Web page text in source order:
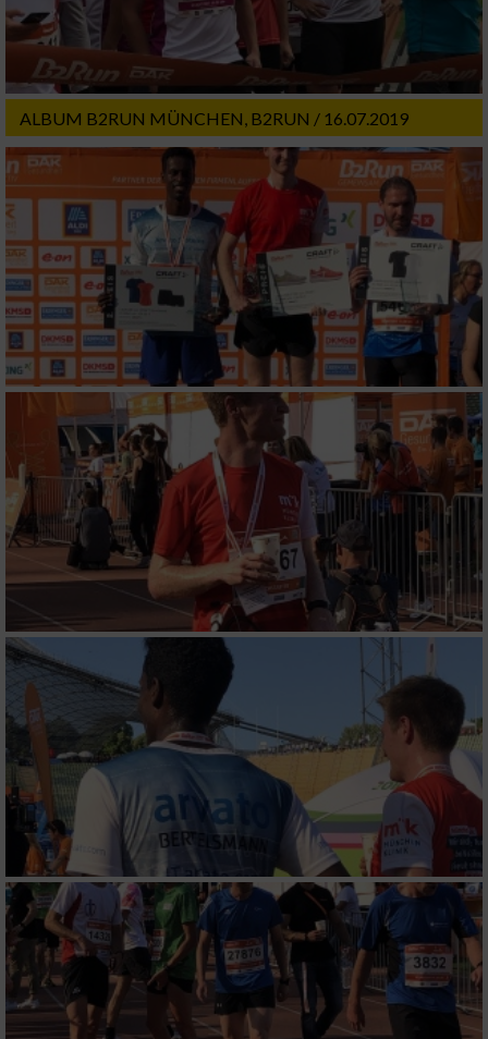
ALBUM B2RUN MÜNCHEN, B2RUN / 16.07.2019